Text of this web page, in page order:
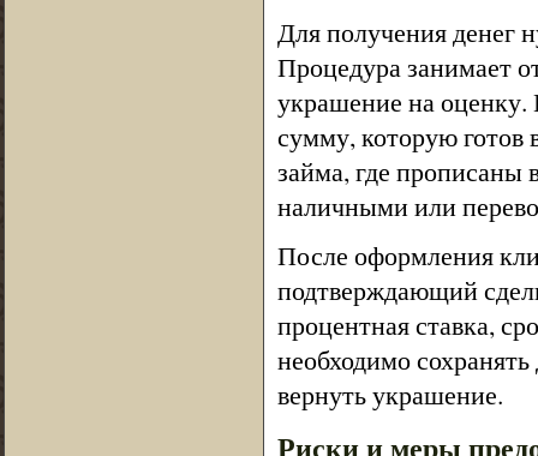
Для получения денег
Процедура занимает
украшение на оценку.
сумму, которую готов
займа, где прописаны
наличными или
После оформления
подтверждающий
процентная ставка,
необходимо
вернуть украшение.
Риски и меры